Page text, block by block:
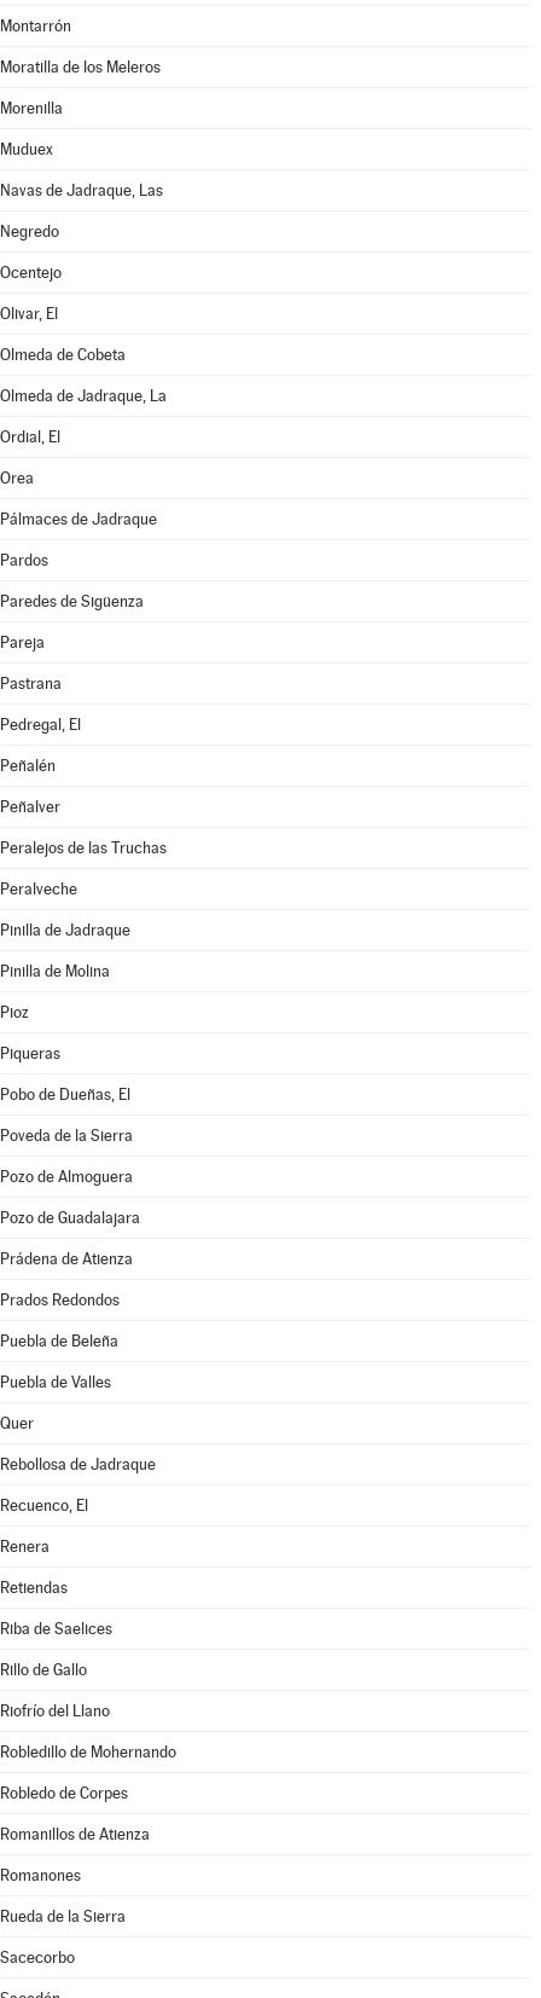
Montarrón
Moratilla de los Meleros
Morenilla
Muduex
Navas de Jadraque, Las
Negredo
Ocentejo
Olivar, El
Olmeda de Cobeta
Olmeda de Jadraque, La
Ordial, El
Orea
Pálmaces de Jadraque
Pardos
Paredes de Sigüenza
Pareja
Pastrana
Pedregal, El
Peñalén
Peñalver
Peralejos de las Truchas
Peralveche
Pinilla de Jadraque
Pinilla de Molina
Pioz
Piqueras
Pobo de Dueñas, El
Poveda de la Sierra
Pozo de Almoguera
Pozo de Guadalajara
Prádena de Atienza
Prados Redondos
Puebla de Beleña
Puebla de Valles
Quer
Rebollosa de Jadraque
Recuenco, El
Renera
Retiendas
Riba de Saelices
Rillo de Gallo
Riofrío del Llano
Robledillo de Mohernando
Robledo de Corpes
Romanillos de Atienza
Romanones
Rueda de la Sierra
Sacecorbo